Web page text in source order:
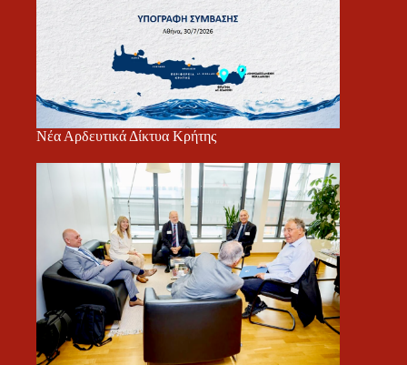
Νέα Αρδευτικά Δίκτυα Κρήτης